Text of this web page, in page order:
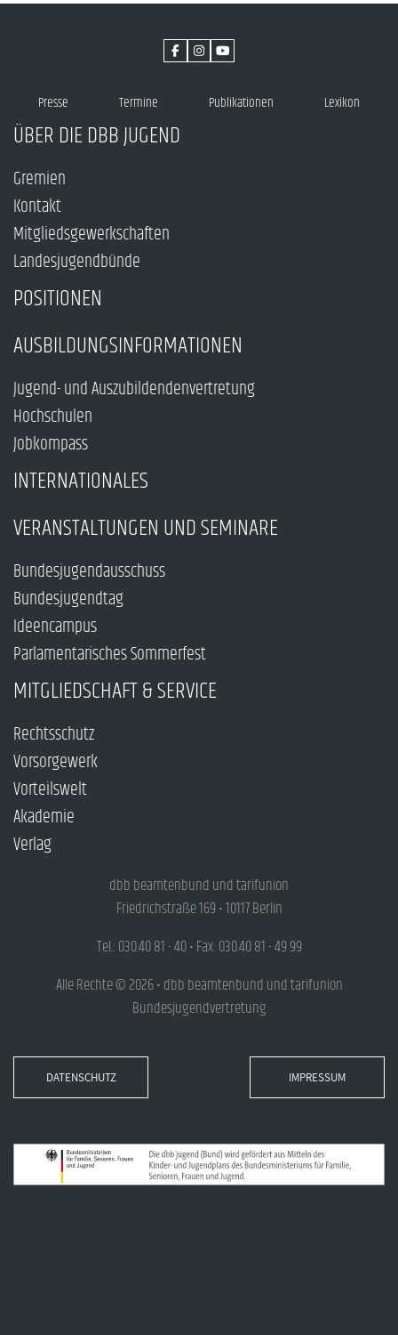
Presse Termine Publikationen Lexikon
ÜBER DIE DBB JUGEND
Gremien
Kontakt
Mitgliedsgewerkschaften
Landesjugendbünde
POSITIONEN
AUSBILDUNGSINFORMATIONEN
Jugend- und Auszubildendenvertretung
Hochschulen
Jobkompass
INTERNATIONALES
VERANSTALTUNGEN UND SEMINARE
Bundesjugendausschuss
Bundesjugendtag
Ideencampus
Parlamentarisches Sommerfest
MITGLIEDSCHAFT & SERVICE
Rechtsschutz
Vorsorgewerk
Vorteilswelt
Akademie
Verlag
dbb beamtenbund und tarifunion
Friedrichstraße 169 • 10117 Berlin
Tel.: 030.40 81 - 40 • Fax: 030.40 81 - 49 99
Alle Rechte © 2026 • dbb beamtenbund und tarifunion
Bundesjugendvertretung
DATENSCHUTZ IMPRESSUM